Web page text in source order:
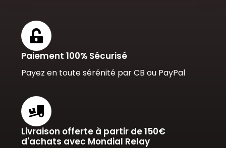
Paiement 100% Sécurisé
Payez en toute sérénité par CB ou PayPal
Livraison offerte à partir de 150€
d'achats avec Mondial Relay